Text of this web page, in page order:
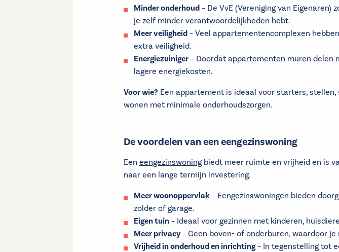
Minder onderhoud – De VvE (Vereniging van
je zelf minder verantwoordelijkheden hebt.
Meer veiligheid – Veel appartementencomplexen
extra veiligheid.
Energiezuiniger – Doordat appartementen muren delen
lagere energiekosten.
Voor wie? Een appartement is ideaal voor starters,
wonen met minimale onderhoudszorgen.
De voordelen van een eengezinswoning
Een eengezinswoningbiedt meer ruimte en vrijheid en is
naar een lange termijn investering.
Meer woonoppervlak – Eengezinswoningen bieden
zolder of garage.
Eigen tuin – Ideaal voor gezinnen met kinderen,
Meer privacy– Geen boven- of onderburen, waardoor
Vrijheid in onderhoud en inrichting– In tegenstelling tot